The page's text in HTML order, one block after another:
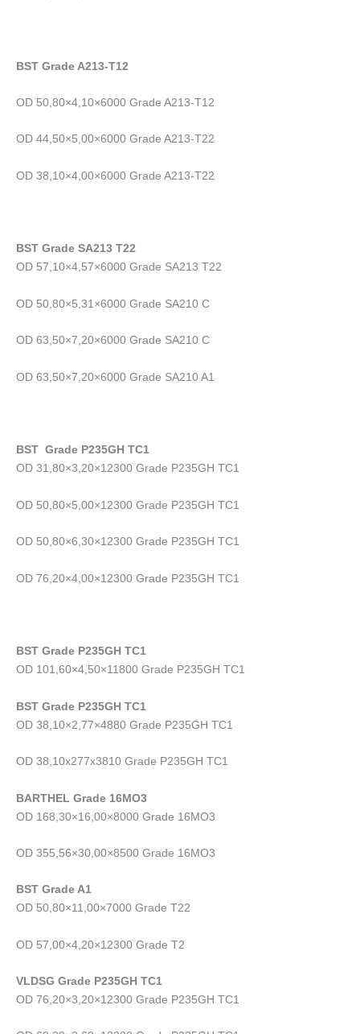
BST Grade A213-T12
OD 50,80×4,10×6000 Grade A213-T12
OD 44,50×5,00×6000 Grade A213-T22
OD 38,10×4,00×6000 Grade A213-T22
BST Grade SA213 T22
OD 57,10×4,57×6000 Grade SA213 T22
OD 50,80×5,31×6000 Grade SA210 C
OD 63,50×7,20×6000 Grade SA210 C
OD 63,50×7,20×6000 Grade SA210 A1
BST Grade P235GH TC1
OD 31,80×3,20×12300 Grade P235GH TC1
OD 50,80×5,00×12300 Grade P235GH TC1
OD 50,80×6,30×12300 Grade P235GH TC1
OD 76,20×4,00×12300 Grade P235GH TC1
BST Grade P235GH TC1
OD 101,60×4,50×11800 Grade P235GH TC1
BST Grade P235GH TC1
OD 38,10×2,77×4880 Grade P235GH TC1
OD 38,10x277x3810 Grade P235GH TC1
BARTHEL Grade 16MO3
OD 168,30×16,00×8000 Grade 16MO3
OD 355,56×30,00×8500 Grade 16MO3
BST Grade A1
OD 50,80×11,00×7000 Grade T22
OD 57,00×4,20×12300 Grade T2
VLDSG Grade P235GH TC1
OD 76,20×3,20×12300 Grade P235GH TC1